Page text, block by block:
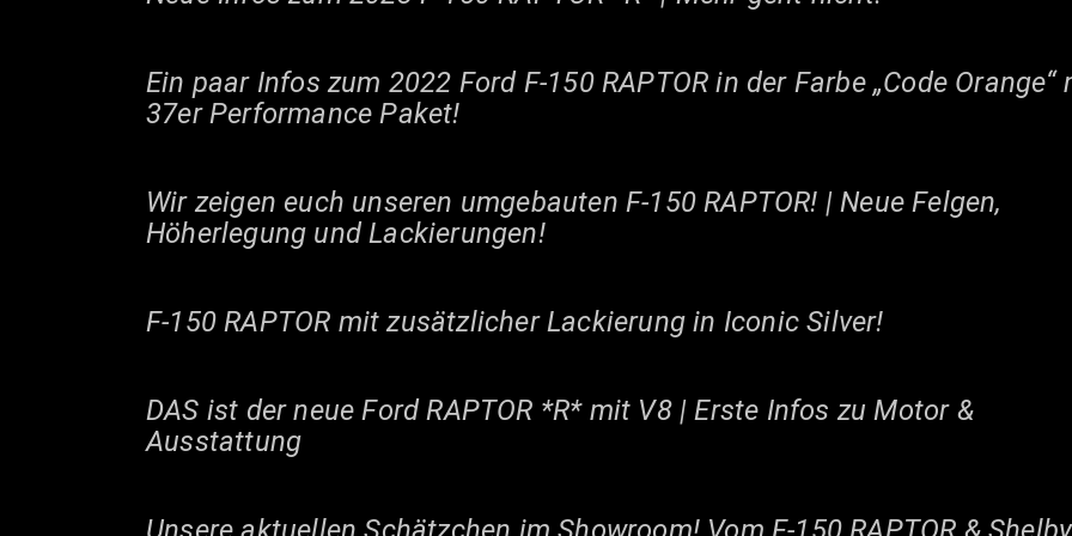
Ein paar Infos zum 2022 Ford F-150 RAPTOR in der Farbe „Code Orange“
37er Performance Paket!
Wir zeigen euch unseren umgebauten F-150 RAPTOR! | Neue Felgen,
Höherlegung und Lackierungen!
F-150 RAPTOR mit zusätzlicher Lackierung in Iconic Silver!
DAS ist der neue Ford RAPTOR *R* mit V8 | Erste Infos zu Motor &
Ausstattung